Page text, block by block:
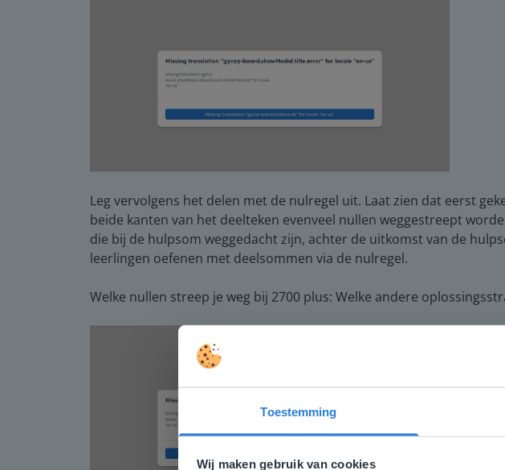
Toestemming
Wij maken gebruik van cookies
Leg vervolgens het delen met de nulregel uit. Laat zien dat eerst
beide kanten van het deelteken evenveel nullen weggestreept
die bij de hulpsom weggedacht zijn, achter de uitkomst van de
leerlingen oefenen met deelsommen via de nulregel.
Welke nullen streep je weg bij 2700 plus: Welke andere
Deze website komt
Gezien je locatie, denken we dat